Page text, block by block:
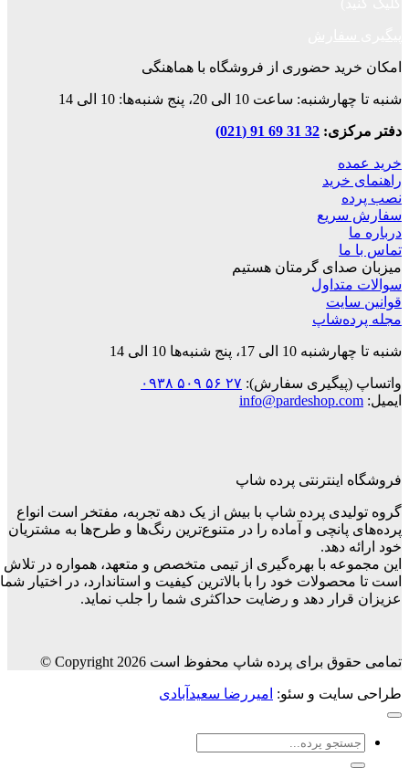
امکان خرید حضوری از فروشگاه با هماهنگی
شنبه تا چهارشنبه: ساعت 10 الی 20، پنج شنبه‌ها: 10 الی 14
دفتر مرکزی:32 31 69 91 (021)
خرید عمده
راهنمای خرید
نصب پرده
سفارش سریع
درباره ما
تماس با ما
میزبان صدای گرمتان هستیم
سوالات متداول
قوانین‌ سایت
مجله پرده‌شاپ
شنبه تا چهارشنبه 10 الی 17، پنج شنبه‌ها 10 الی 14
واتساپ (پیگیری سفارش):۲۷ ۵۶ ۵۰۹ ۰۹۳۸
ایمیل:info@pardeshop.com
فروشگاه اینترنتی پرده شاپ
گروه تولیدی پرده شاپ با بیش از یک دهه تجربه، مفتخر است انواع
پرده‌های پانچی و آماده را در متنوع‌ترین رنگ‌ها و طرح‌ها به مشتریان
خود ارائه دهد.
این مجموعه با بهره‌گیری از تیمی متخصص و متعهد، همواره در تلاش
است تا محصولات خود را با بالاترین کیفیت و استاندارد، در اختیار شما
عزیزان قرار دهد و رضایت حداکثری شما را جلب نماید.
تمامی حقوق برای پرده شاپ محفوظ است Copyright 2026 ©
طراحی سایت و سئو:امیررضا سعیدآبادی
جستجو